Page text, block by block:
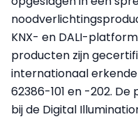
KNX- en DALI-
producten zijn
internationaal erkende
62386-101 en -202.
bij de Digital